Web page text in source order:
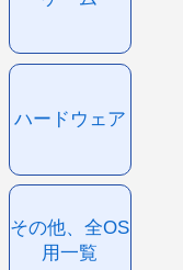
ハードウェア
その他、全OS
用一覧